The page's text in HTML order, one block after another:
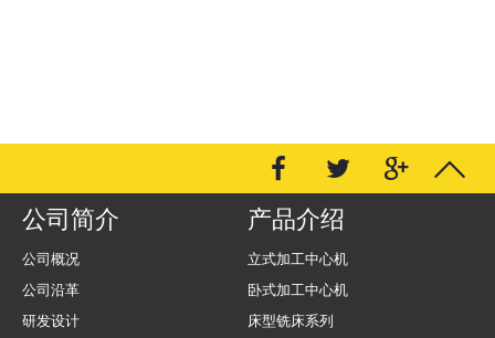
公司简介
公司概况
公司沿革
研发设计
产品介绍
立式加工中心机
卧式加工中心机
床型铣床系列